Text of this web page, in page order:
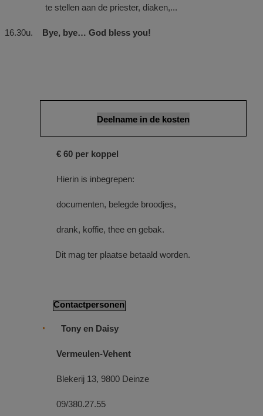
te stellen aan de priester, diaken,...
Bye, bye… God bless you!
Deelname in de kosten
€ 60 per koppel
Hierin is inbegrepen:
documenten, belegde broodjes,
drank, koffie, thee en gebak.
Dit mag ter plaatse betaald worden.
Contactpersonen
Tony en Daisy
Vermeulen-Vehent
Blekerij 13, 9800 Deinze
09/380.27.55